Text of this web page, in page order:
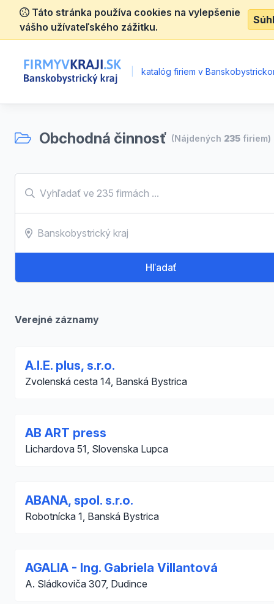
Táto stránka používa cookies na vylepšenie
vášho užívateľského zážitku.
katalóg firiem v
Obchodná činnosť (Nájdených 235 firiem)
Hľadať
Verejné záznamy
A.I.E. plus, s.r.o.
Zvolenská cesta 14, Banská Bystrica
AB ART press
Lichardova 51, Slovenska Lupca
ABANA, spol. s.r.o.
Robotnícka 1, Banská Bystrica
AGALIA - Ing. Gabriela Villantová
A. Sládkoviča 307, Dudince